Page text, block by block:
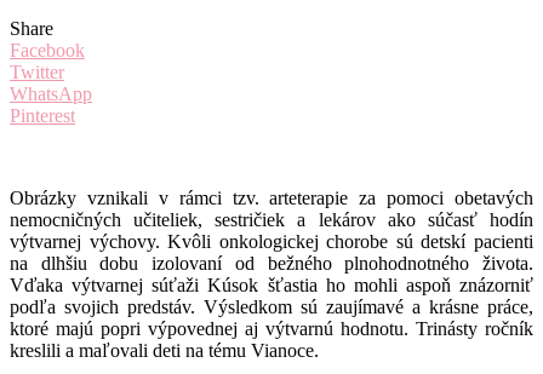
Share
Facebook
Twitter
WhatsApp
Pinterest
Obrázky vznikali v rámci tzv. arteterapie za pomoci obetavých
nemocničných učiteliek, sestričiek a lekárov ako súčasť hodín
výtvarnej výchovy. Kvôli onkologickej chorobe sú detskí pacienti
na dlhšiu dobu izolovaní od bežného plnohodnotného života.
Vďaka výtvarnej súťaži Kúsok šťastia ho mohli aspoň znázorniť
podľa svojich predstáv. Výsledkom sú zaujímavé a krásne práce,
ktoré majú popri výpovednej aj výtvarnú hodnotu. Trinásty ročník
kreslili a maľovali deti na tému Vianoce.